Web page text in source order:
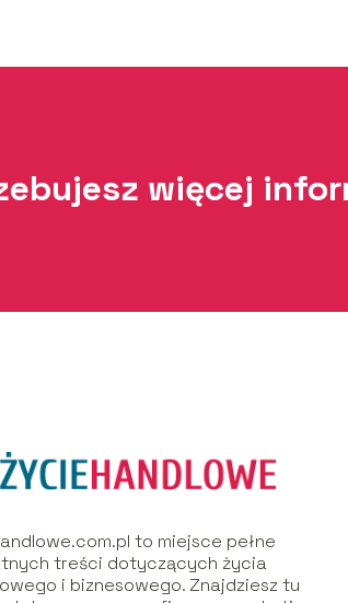
więcej
to miejsce pełne
treści dotyczących życia
i biznesowego. Znajdziesz tu